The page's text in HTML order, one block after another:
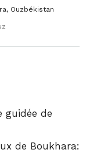
guidée de
de Boukhara: